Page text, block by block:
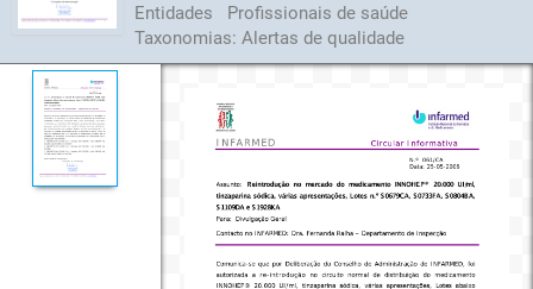
Entidades
Profissionais de saúde
Taxonomias: Alertas de qualidade